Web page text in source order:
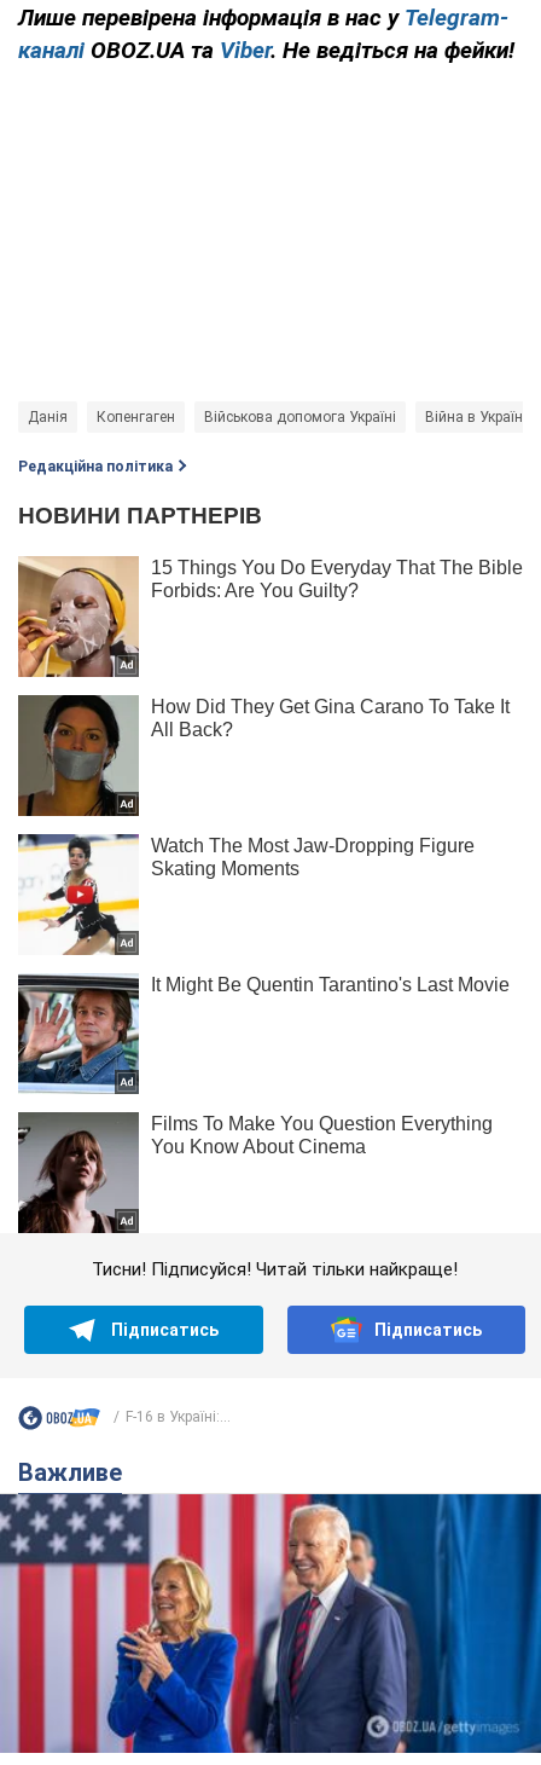
Лише перевірена інформація в нас у Telegram-
каналі OBOZ.UA та Viber. Не ведіться на фейки!
Данія Копенгаген Військова допомога Україні Війна в Україні
Редакційна політика
Тисни! Підписуйся! Читай тільки найкраще!
Підписатись Підписатись
F-16 в Україні:...
Важливе